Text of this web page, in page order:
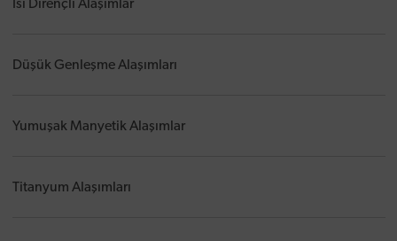
Isı Dirençli Alaşımlar
Düşük Genleşme Alaşımları
Yumuşak Manyetik Alaşımlar
Titanyum Alaşımları